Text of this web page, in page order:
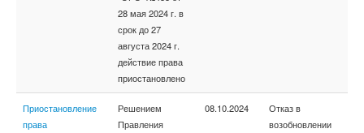
28 мая 2024 г. в
срок до 27
августа 2024 г.
действие права
приостановлено
Приостановление
права
Решением
Правления
08.10.2024
Отказ в
возобновлении